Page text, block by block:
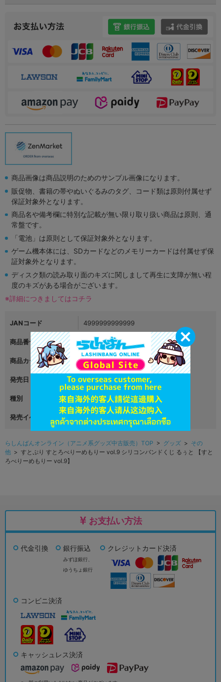
商品画像は商品説明のためのサンプル画像になります。
販促物、書籍の帯やぬいぐるみのタグ、コード類は原則付属せず
保証対象外となります。
商品名や備考欄に特別な記載が無い限り取り扱い商品は原則、通
常盤です。
「電池」は原則として保証対象外となります。
ゲーム機本体には、SDカードなどのメモリーカードは付属せず保
証対象外となります。
ディスク類の読み取り面のキズに関しまして再生に支障が無い程
度のキズがある場合がございます。
※詳細につきましてはコチラ
JANコード 4999999999999
商品番号 L02810479
商品カテゴリ グッズ
発売日 2019年07月30日
種別 装身具
発売イベント すとろべりーめもりー vol.9
らしんばんオンライン（アニメ系グッズ中古販売）TOP > グッズ > その
他 > すとぷり すとろべりーめもりー vol.9 シリコンバンドくじ るぅと 【すと
ろべりーめもりー vol.9】
お支払い方法
代金引換 銀行振込
みずほ銀行、
ゆうちょ銀行
クレジットカード決済
コンビニ決済
キャッシュレス決済